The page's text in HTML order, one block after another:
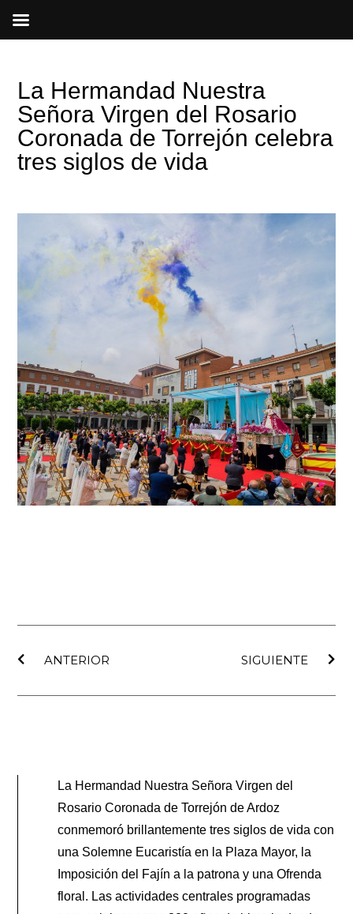
La Hermandad Nuestra
Señora Virgen del Rosario
Coronada de Torrejón celebra
tres siglos de vida
ANTERIOR
SIGUIENTE
La Hermandad Nuestra Señora Virgen del
Rosario Coronada de Torrejón de Ardoz
conmemoró brillantemente tres siglos de vida con
una Solemne Eucaristía en la Plaza Mayor, la
Imposición del Fajín a la patrona y una Ofrenda
floral. Las actividades centrales programadas